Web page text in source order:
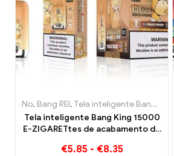
No, Bang REI, Tela inteligente Bang King 15000 Sopro
Tela inteligente Bang King 15000
E-ZIGARETtes de acabamento de
€5.85 - €8.35